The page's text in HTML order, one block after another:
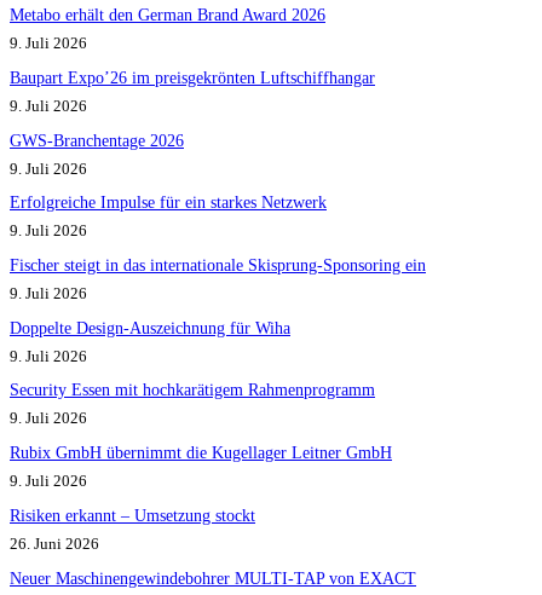
Metabo erhält den German Brand Award 2026
9. Juli 2026
Baupart Expo’26 im preisgekrönten Luftschiffhangar
9. Juli 2026
GWS-Branchentage 2026
9. Juli 2026
Erfolgreiche Impulse für ein starkes Netzwerk
9. Juli 2026
Fischer steigt in das internationale Skisprung-Sponsoring ein
9. Juli 2026
Doppelte Design-Auszeichnung für Wiha
9. Juli 2026
Security Essen mit hochkarätigem Rahmenprogramm
9. Juli 2026
Rubix GmbH übernimmt die Kugellager Leitner GmbH
9. Juli 2026
Risiken erkannt – Umsetzung stockt
26. Juni 2026
Neuer Maschinengewindebohrer MULTI-TAP von EXACT